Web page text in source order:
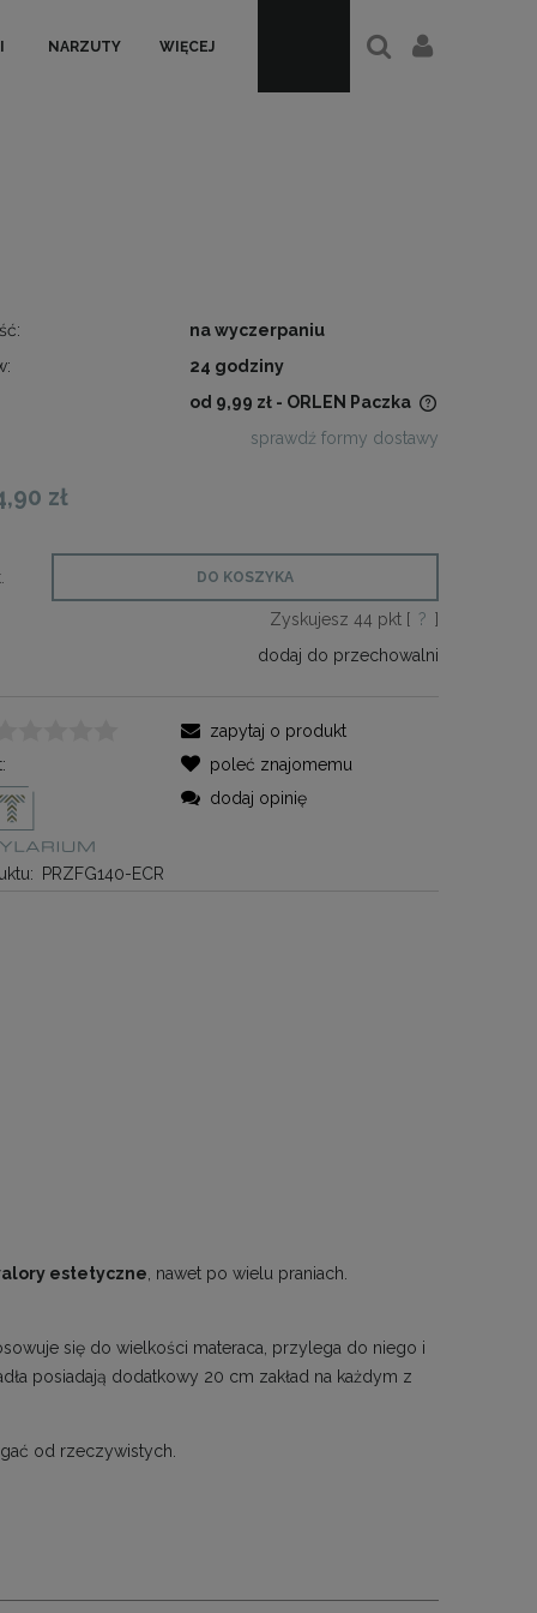
NARZUTY WIĘCEJ
na wyczerpaniu
24 godziny
od 9,99 zł - ORLEN Paczka
sprawdź formy dostawy
zł
DO KOSZYKA
Zyskujesz 44 pkt [ ? ]
dodaj do przechowalni
PRZFG140-ECR
zapytaj o produkt
poleć znajomemu
dodaj opinię
estetyczne , nawet po wielu praniach.
się do wielkości materaca, przylega do niego i
posiadają dodatkowy 20 cm zakład na każdym z
od rzeczywistych.